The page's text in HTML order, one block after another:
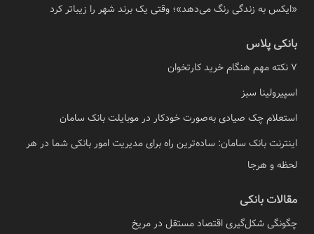
«ایکس به زندگی رنگ می‌دهد»؛ وقتی یک برند شهر را زیباتر کرد
بانکی پلاس
7 نکته مهم هنگام خرید کارتخوان
اسپیرولینا سبز
استعلام چک صیادی به‌صورت خودکار در موبایلت بانک سامان
اینترنت بانک سامان: ساده‌ترین راه برای مدیریت امور بانکی شما در هر
لحظه و هرجا
مقالات بانکی
چگونگی شکل‌گیری اقتصاد مستقل در مریخ